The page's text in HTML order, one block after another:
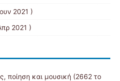
2021 )
2021 )
ποίηση και μουσική (2662 το